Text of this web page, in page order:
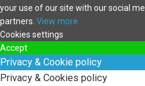
your use of our site with our social
partners. View more
Cookies settings
Accept
Privacy & Cookie policy
Privacy & Cookies policy